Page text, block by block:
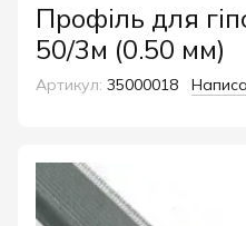
Профіль для
50/3м (0.50 мм)
Артикул: 35000018